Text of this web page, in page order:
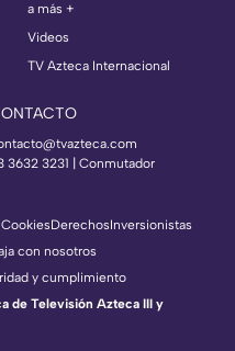
a más +
Videos
TV Azteca Internacional
3632 3231 | Conmutador
DerechosInversionistas
con nosotros
y cumplimiento
de Televisión Azteca III y